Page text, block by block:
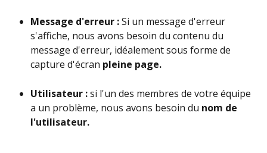
Message d'erreur : Si un message d'erreur
s'affiche, nous avons besoin du contenu du
message d'erreur, idéalement sous forme de
capture d'écran pleine page.
Utilisateur : si l'un des membres de votre équipe
a un problème, nous avons besoin du nom de
l'utilisateur.